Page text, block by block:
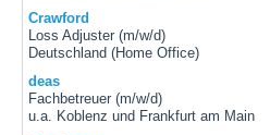
Crawford
Loss Adjuster (m/w/d)
Deutschland (Home Office)
deas
Fachbetreuer (m/w/d)
u.a. Koblenz und Frankfurt am Main